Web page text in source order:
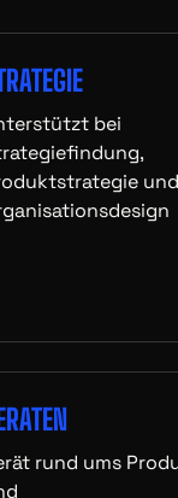
bei
und
rund ums